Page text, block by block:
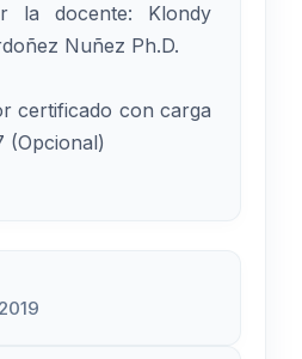
la docente: Klondy
Nuñez Ph.D.
certificado con carga
(Opcional)